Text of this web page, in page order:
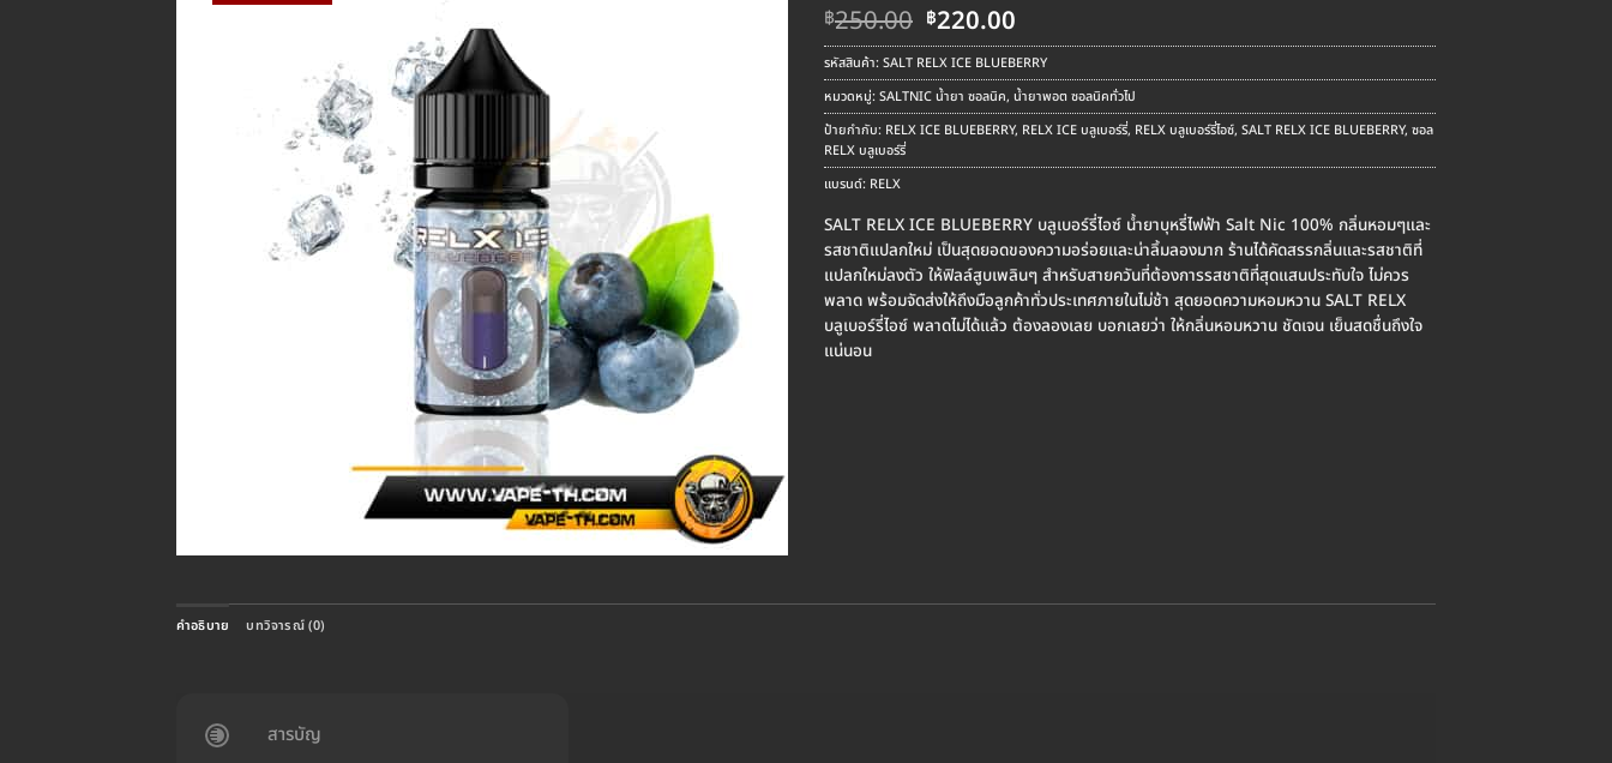
฿250.00 Original
price
was:
฿250.00.
฿220.00
price
is:
฿220.00.
รหัสสินค้า:SALT RELX ICE BLUEBERRY
หมวดหมู่:SALTNIC น้ำยา ซอลนิค, น้ำยาพอต ซอลนิคทั่วไป
ป้ายกำกับ: RELX ICE BLUEBERRY, RELX ICE บลูเบอร์รี่, RELX บลูเบอร์รี่ไอซ์, SALT RELX ICE BLUEBERRY, ซอล
RELX บลูเบอร์รี่
แบรนด์: RELX
SALT RELX ICE BLUEBERRY บลูเบอร์รี่ไอซ์ น้ำยาบุหรี่ไฟฟ้า Salt Nic 100% กลิ่นหอมๆและ
รสชาติแปลกใหม่ เป็นสุดยอดของความอร่อยและน่าลิ้มลองมาก ร้านได้คัดสรรกลิ่นและรสชาติที่
แปลกใหม่ลงตัว ให้ฟิลล์สูบเพลินๆ สำหรับสายควันที่ต้องการรสชาติที่สุดแสนประทับใจ ไม่ควร
พลาด พร้อมจัดส่งให้ถึงมือลูกค้าทั่วประเทศภายในไม่ช้า สุดยอดความหอมหวาน SALT RELX
บลูเบอร์รี่ไอซ์ พลาดไม่ได้แล้ว ต้องลองเลย บอกเลยว่า ให้กลิ่นหอมหวาน ชัดเจน เย็นสดชื่นถึงใจ
แน่นอน
คำอธิบาย บทวิจารณ์ (0)
สารบัญ